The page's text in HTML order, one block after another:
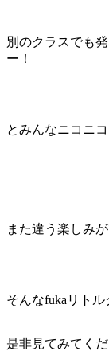
別のクラスでも
ー！
とみんなニコニ
また違う楽しみ
そんなfukaリト
是非見てみてく